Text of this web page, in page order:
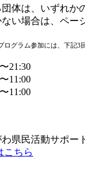
体は、いずれか
い場合は、ペー
グラム参加には、下記3
21:30
11:00
11:00
県民活動サポー
こちら